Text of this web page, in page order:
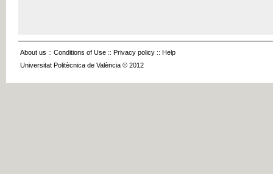
About us :: Conditions of Use :: Privacy policy :: Help
Universitat Politècnica de València © 2012